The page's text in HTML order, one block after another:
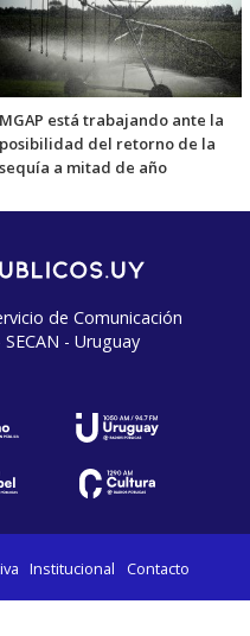
MGAP está trabajando ante la
posibilidad del retorno de la
sequía a mitad de año
de Comunicación
- Uruguay
Institucional Contacto